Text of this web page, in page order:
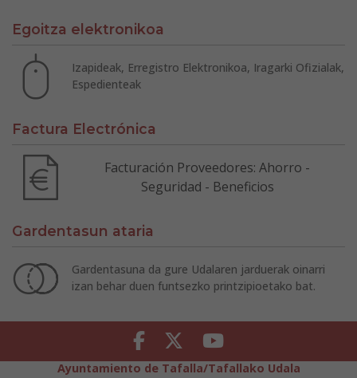
Egoitza elektronikoa
Izapideak, Erregistro Elektronikoa, Iragarki Ofizialak,
Espedienteak
Factura Electrónica
Facturación Proveedores: Ahorro -
Seguridad - Beneficios
Gardentasun ataria
Gardentasuna da gure Udalaren jarduerak oinarri
izan behar duen funtsezko printzipioetako bat.
Facebook Twitter Youtube
Ayuntamiento de Tafalla/Tafallako Udala